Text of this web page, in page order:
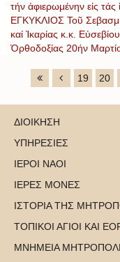
τήν ἀφιερωμένην εἰς τάς
ΕΓΚΥΚΛΙΟΣ Τοῦ
καί Ἰκαρίας κ.κ.
Ὀρθοδοξίας 20ήν
19 20
ΔΙΟΙΚΗΣΗ
ΥΠΗΡΕΣΙΕΣ
ΙΕΡΟΙ ΝΑΟΙ
ΙΕΡΕΣ ΜΟΝΕΣ
ΙΣΤΟΡΙΑ ΤΗΣ
ΤΟΠΙΚΟΙ ΑΓΙΟΙ ΚΑΙ
ΜΝΗΜΕΙΑ